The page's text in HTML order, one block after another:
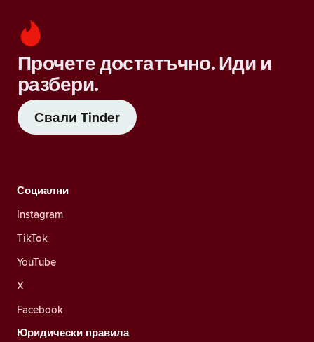
Прочете достатъчно. Иди и
разбери.
Свали Tinder
Социални
Instagram
TikTok
YouTube
X
Facebook
Юридически правила